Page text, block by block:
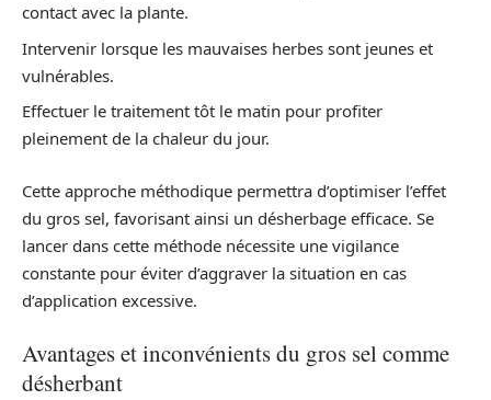
contact avec la plante.
Intervenir lorsque les mauvaises herbes sont jeunes et
vulnérables.
Effectuer le traitement tôt le matin pour profiter
pleinement de la chaleur du jour.
Cette approche méthodique permettra d’optimiser l’effet
du gros sel, favorisant ainsi un désherbage efficace. Se
lancer dans cette méthode nécessite une vigilance
constante pour éviter d’aggraver la situation en cas
d’application excessive.
Avantages et inconvénients du gros sel comme
désherbant